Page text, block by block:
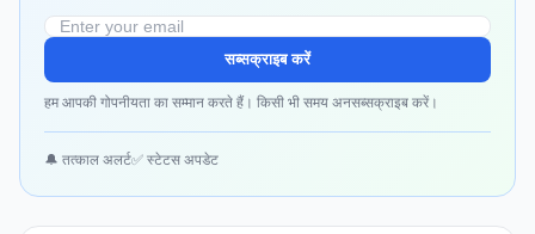
सब्सक्राइब करें
हम आपकी गोपनीयता का सम्मान करते हैं। किसी भी समय अनसब्सक्राइब करें।
🔔 तत्काल अलर्ट✅ स्टेटस अपडेट